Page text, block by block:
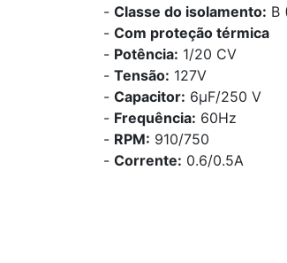
- Classe do isolamento: B
- Com proteção térmica
- Potência: 1/20 CV
- Tensão: 127V
- Capacitor: 6µF/250 V
- Frequência: 60Hz
- RPM: 910/750
- Corrente: 0.6/0.5A